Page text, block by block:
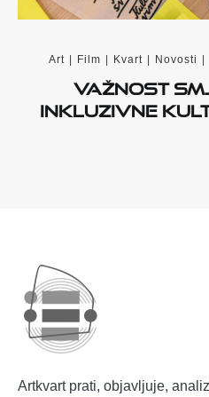
Art Film Kvart Novosti
Važnost
inkluzivne
Artkvart prati, objavljuje,